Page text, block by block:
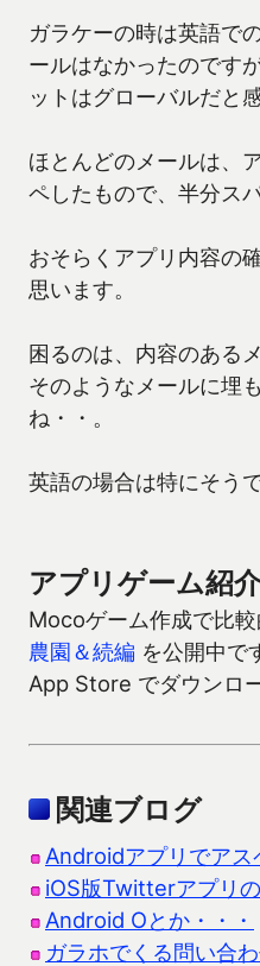
ガラケーの時は英語で
ールはなかったのです
ットはグローバルだと
ほとんどのメールは、
ペしたもので、半分ス
おそらくアプリ内容の
思います。
困るのは、内容のある
そのようなメールに埋
ね・・。
英語の場合は特にそう
アプリゲーム紹
Mocoゲーム作成で比
農園＆続編 を公開中で
App Store でダウンロ
関連ブログ
Androidアプリでアス
iOS版Twitterアプリ
Android Oとか・・・
ガラホでくる問い合